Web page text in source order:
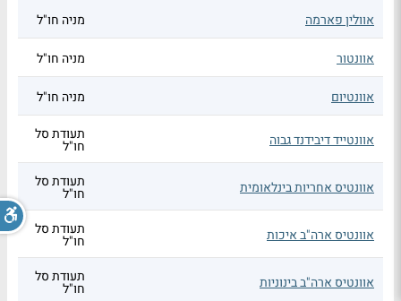
אוולין פארמה מניה חו"ל
אוונטור מניה חו"ל
אוונטיום מניה חו"ל
אוונטייד דיבידנד גבוה תעודת סל
חו"ל
אוונטיס אחריות בינלאומית תעודת סל
חו"ל
אוונטיס ארה"ב איכות תעודת סל
חו"ל
אוונטיס ארה"ב בינוניות תעודת סל
חו"ל